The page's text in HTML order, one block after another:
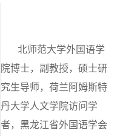
北师范大学外国语学
院博士，副教授，硕士研
究生导师，荷兰阿姆斯特
丹大学人文学院访问学
者 ，黑龙江省外国语学会